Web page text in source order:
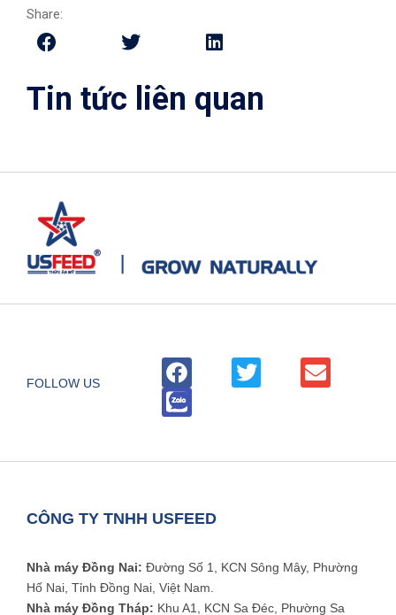
Share:
Tin tức liên quan
FOLLOW US
CÔNG TY TNHH USFEED
Nhà máy Đồng Nai: Đường Số 1, KCN Sông Mây, Phường
Hố Nai, Tỉnh Đồng Nai, Việt Nam.
Nhà máy Đồng Tháp: Khu A1, KCN Sa Đéc, Phường Sa